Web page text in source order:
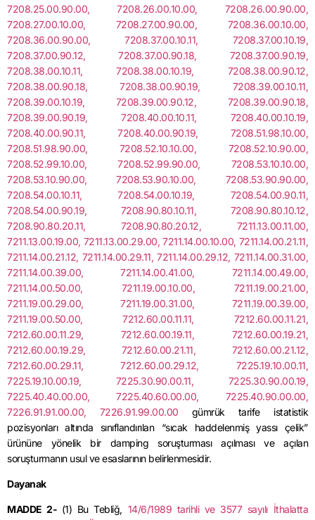
7208.25.00.90.00, 7208.26.00.10.00, 7208.26.00.90.00,
7208.27.00.10.00, 7208.27.00.90.00, 7208.36.00.10.00,
7208.36.00.90.00, 7208.37.00.10.11, 7208.37.00.10.19,
7208.37.00.90.12, 7208.37.00.90.18, 7208.37.00.90.19,
7208.38.00.10.11, 7208.38.00.10.19, 7208.38.00.90.12,
7208.38.00.90.18, 7208.38.00.90.19, 7208.39.00.10.11,
7208.39.00.10.19, 7208.39.00.90.12, 7208.39.00.90.18,
7208.39.00.90.19, 7208.40.00.10.11, 7208.40.00.10.19,
7208.40.00.90.11, 7208.40.00.90.19, 7208.51.98.10.00,
7208.51.98.90.00, 7208.52.10.10.00, 7208.52.10.90.00,
7208.52.99.10.00, 7208.52.99.90.00, 7208.53.10.10.00,
7208.53.10.90.00, 7208.53.90.10.00, 7208.53.90.90.00,
7208.54.00.10.11, 7208.54.00.10.19, 7208.54.00.90.11,
7208.54.00.90.19, 7208.90.80.10.11, 7208.90.80.10.12,
7208.90.80.20.11, 7208.90.80.20.12, 7211.13.00.11.00,
7211.13.00.19.00, 7211.13.00.29.00, 7211.14.00.10.00, 7211.14.00.21.11,
7211.14.00.21.12, 7211.14.00.29.11, 7211.14.00.29.12, 7211.14.00.31.00,
7211.14.00.39.00, 7211.14.00.41.00, 7211.14.00.49.00,
7211.14.00.50.00, 7211.19.00.10.00, 7211.19.00.21.00,
7211.19.00.29.00, 7211.19.00.31.00, 7211.19.00.39.00,
7211.19.00.50.00, 7212.60.00.11.11, 7212.60.00.11.21,
7212.60.00.11.29, 7212.60.00.19.11, 7212.60.00.19.21,
7212.60.00.19.29, 7212.60.00.21.11, 7212.60.00.21.12,
7212.60.00.29.11, 7212.60.00.29.12, 7225.19.10.00.11,
7225.19.10.00.19, 7225.30.90.00.11, 7225.30.90.00.19,
7225.40.40.00.00, 7225.40.60.00.00, 7225.40.90.00.00,
7226.91.91.00.00, 7226.91.99.00.00 gümrük tarife istatistik
pozisyonları altında sınıflandırılan “sıcak haddelenmiş yassı çelik”
ürününe yönelik bir damping soruşturması açılması ve açılan
soruşturmanın usul ve esaslarının belirlenmesidir.
Dayanak
MADDE 2- (1) Bu Tebliğ, 14/6/1989 tarihli ve 3577 sayılı İthalatta